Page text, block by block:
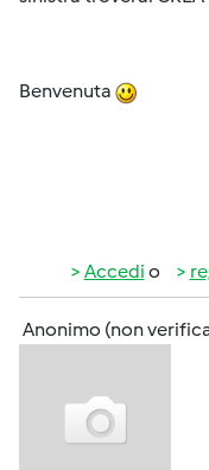
Benvenuta
Accedi o
Anonimo (non